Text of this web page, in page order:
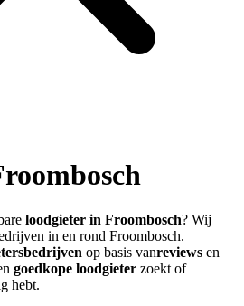
loodgieter in Froombosch? Wij
in en rond Froombosch.
op basis vanreviews en
goedkope loodgieter zoekt of
hebt.